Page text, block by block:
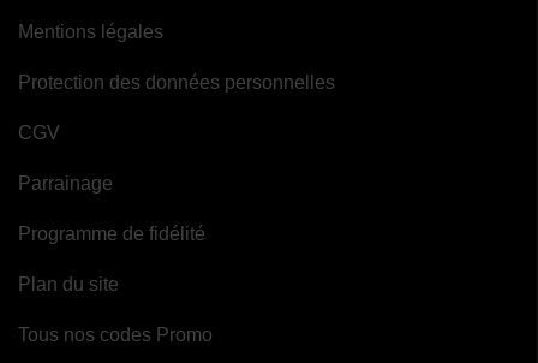
Mentions légales
Protection des données personnelles
CGV
Parrainage
Programme de fidélité
Plan du site
Tous nos codes Promo